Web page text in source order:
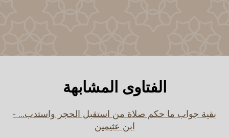
الفتاوى المشابهة
بقية جواب ما حكم صلاة من استقبل الحجر واستدب... -
ابن عثيمين